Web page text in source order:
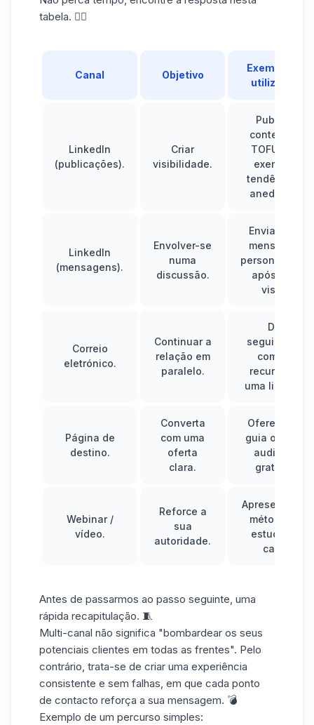
tabela. 👇🏼
Canal Objetivo
Exemplo de
utilização
LinkedIn
(publicações).
Criar
visibilidade.
Publicar
conteúdos
TOFU (por
exemplo,
tendências,
anedotas).
LinkedIn
(mensagens).
Envolver-se
numa
discussão.
Enviar uma
mensagem
personalizada
após uma
visita.
Correio
eletrónico.
Continuar a
relação em
paralelo.
Dar
seguimento
com um
recurso ou
uma ligação.
Página de
destino.
Converta
com uma
oferta
clara.
Ofereça um
guia ou uma
auditoria
gratuita.
Webinar /
vídeo.
Reforce a
sua
autoridade.
Apresente um
método ou
estudo de
caso.
Antes de passarmos ao passo seguinte, uma
rápida recapitulação. 🧵
Multi-canal não significa "bombardear os seus
potenciais clientes em todas as frentes". Pelo
contrário, trata-se de criar uma experiência
consistente e sem falhas, em que cada ponto
de contacto reforça a sua mensagem. 💣
Exemplo de um percurso simples: